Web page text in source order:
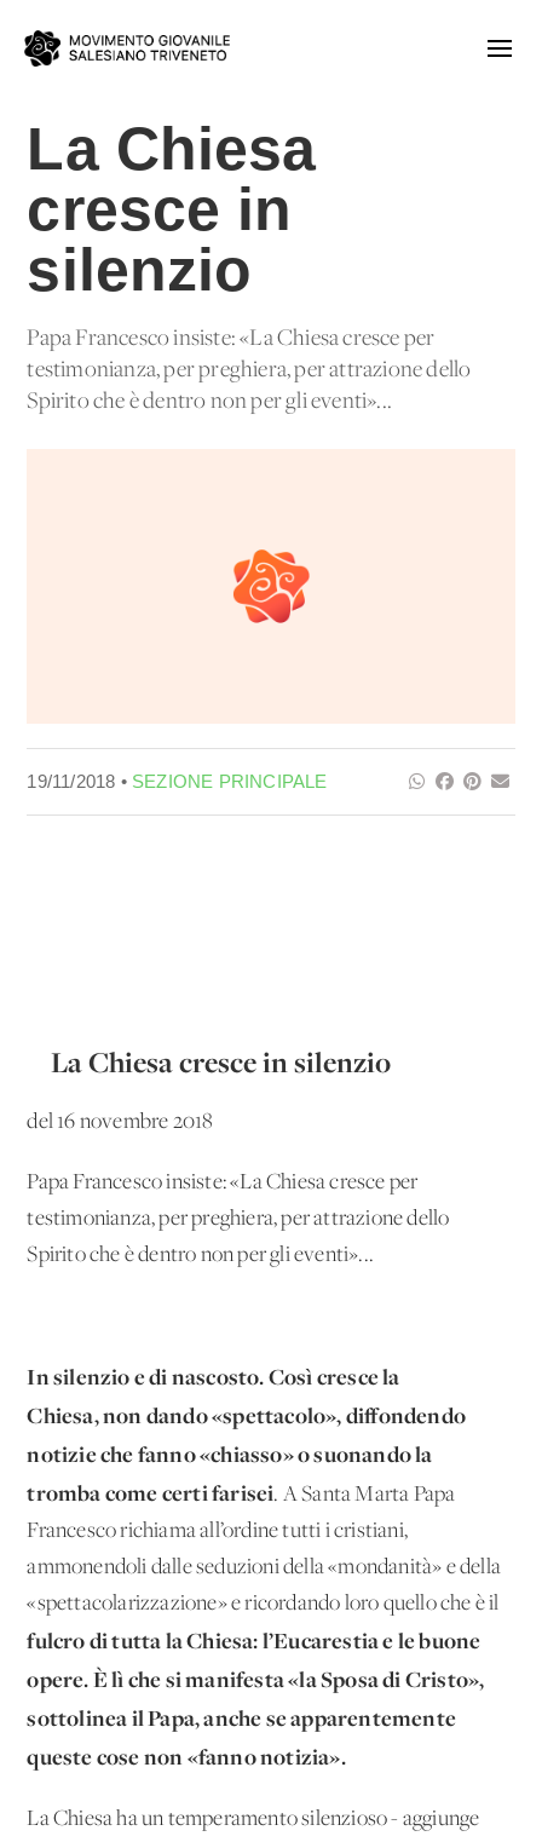
La Chiesa
cresce in
silenzio
Papa Francesco insiste: «La Chiesa cresce per
testimonianza, per preghiera, per attrazione dello
Spirito che è dentro non per gli eventi»...
19/11/2018 • SEZIONE PRINCIPALE
La Chiesa cresce in silenzio
del 16 novembre 2018
Papa Francesco insiste: «La Chiesa cresce per
testimonianza, per preghiera, per attrazione dello
Spirito che è dentro non per gli eventi»...
In silenzio e di nascosto. Così cresce la
Chiesa, non dando «spettacolo», diffondendo
notizie che fanno «chiasso» o suonando la
tromba come certi farisei. A Santa Marta Papa
Francesco richiama all’ordine tutti i cristiani,
ammonendoli dalle seduzioni della «mondanità» e della
«spettacolarizzazione» e ricordando loro quello che è il
fulcro di tutta la Chiesa: l’Eucarestia e le buone
opere. È lì che si manifesta «la Sposa di Cristo»,
sottolinea il Papa, anche se apparentemente
queste cose non «fanno notizia».
La Chiesa ha un temperamento silenzioso - aggiunge